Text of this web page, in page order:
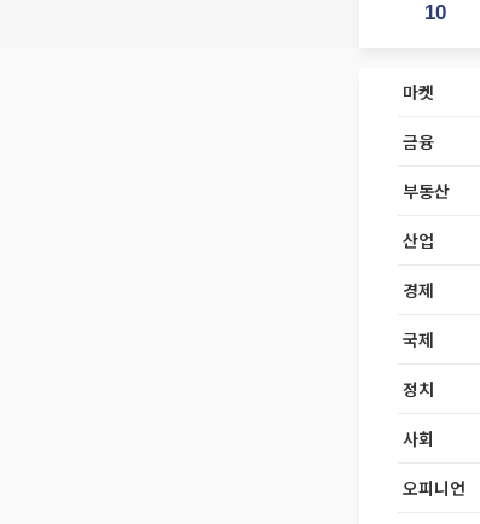
10
마켓
금융
부동산
산업
경제
국제
정치
사회
오피니언